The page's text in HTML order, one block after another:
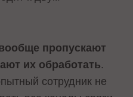
пропускают
их обработать.
сотрудник не